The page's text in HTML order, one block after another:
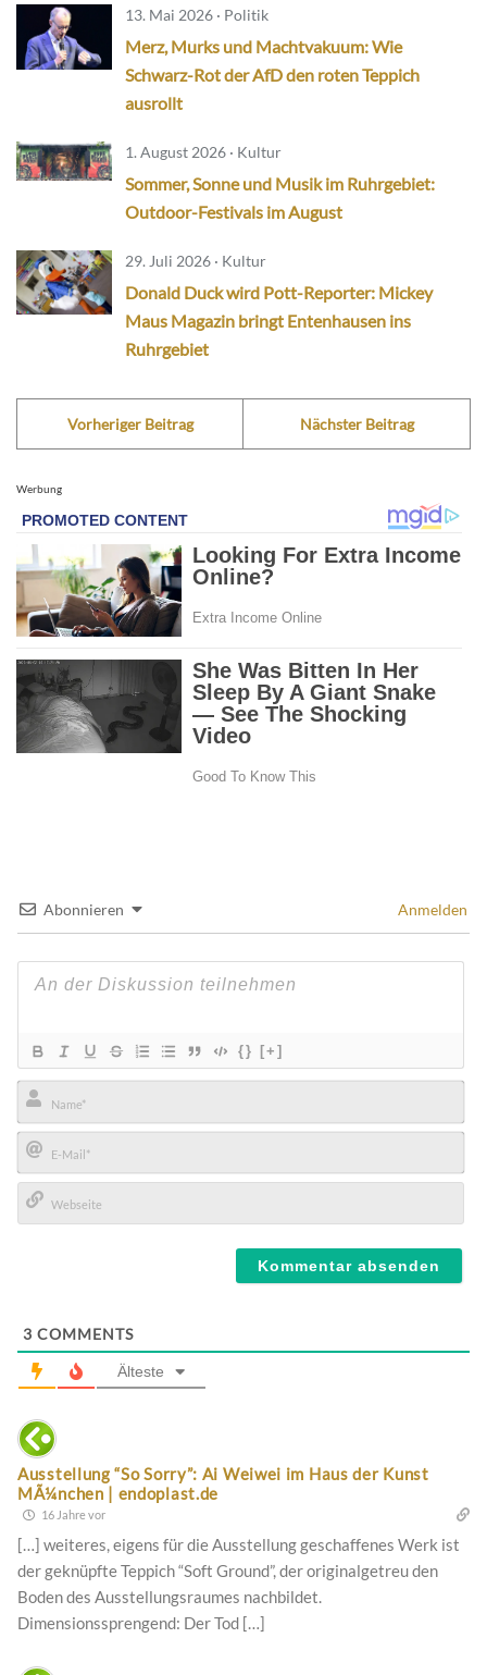
13. Mai 2026 · Politik
Merz, Murks und Machtvakuum: Wie
Schwarz-Rot der AfD den roten Teppich
ausrollt
1. August 2026 · Kultur
Sommer, Sonne und Musik im Ruhrgebiet:
Outdoor-Festivals im August
29. Juli 2026 · Kultur
Donald Duck wird Pott-Reporter: Mickey
Maus Magazin bringt Entenhausen ins
Ruhrgebiet
Vorheriger Beitrag Nächster Beitrag
Werbung
Abonnieren Anmelden
{} [+]
Name*
E-
Mail*
3 COMMENTS
Älteste
Ausstellung “So Sorry”: Ai Weiwei im Haus der Kunst
MÃ¼nchen | endoplast.de
16 Jahre vor
[…] weiteres, eigens für die Ausstellung geschaffenes Werk ist
der geknüpfte Teppich “Soft Ground”, der originalgetreu den
Boden des Ausstellungsraumes nachbildet.
Dimensionssprengend: Der Tod […]